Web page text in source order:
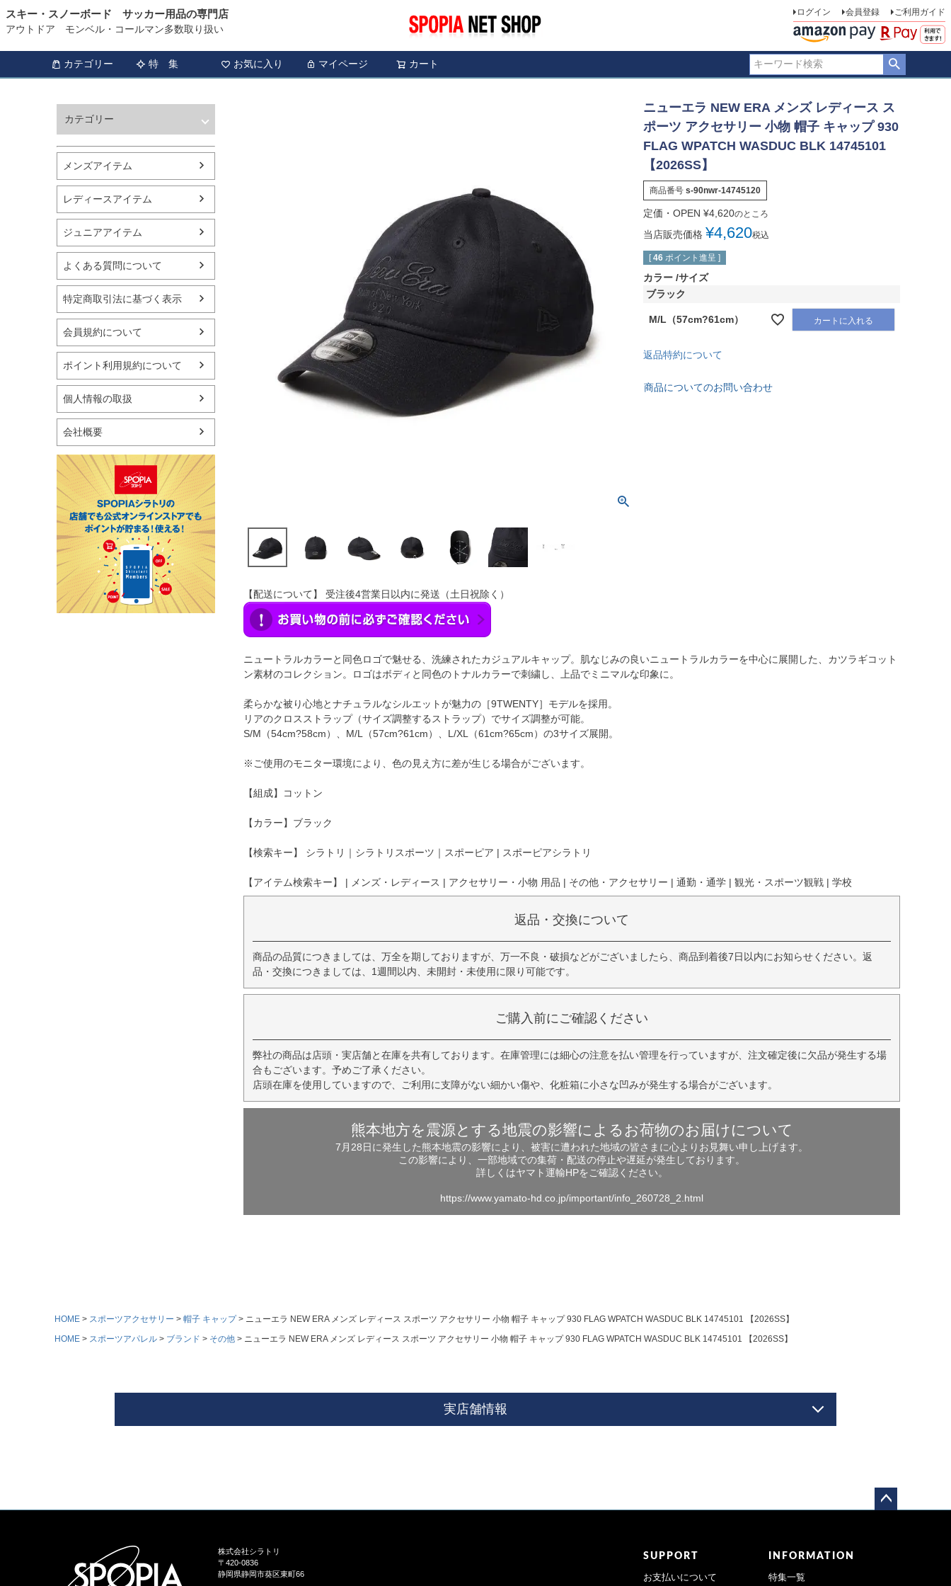
スキー・スノーボード サッカー用品の専門店
アウトドア モンベル・コールマン多数取り扱い
ログイン 会員登録 ご利用ガイド
カテゴリー 特 集 お気に入り マイページ カート
カテゴリー
バスケットボール
シューズ
ランニング用品
スポーツアパレル
テニス
バレーボール
フィットネス用品
スイミング用品
マリン
スケートボード
野球・ソフトボール
ゴルフ
卓球用品
バッグ・サングラス
ハンドボール用品
ラグビー用品
グランドゴルフ
メンズアイテム
レディースアイテム
ジュニアアイテム
よくある質問について
特定商取引法に基づく表示
会員規約について
ポイント利用規約について
個人情報の取扱
会社概要
ニューエラ NEW ERA メンズ レディース ス
ポーツ アクセサリー 小物 帽子 キャップ 930
FLAG WPATCH WASDUC BLK 14745101
【2026SS】
商品番号 s-90nwr-14745120
定価・OPEN ¥4,620のところ
当店販売価格 ¥4,620税込
[ 46 ポイント進呈 ]
カラー サイズ
ブラック
M/L（57cm?61cm） カートに入れる
返品特約について
商品についてのお問い合わせ
【配送について】 受注後4営業日以内に発送（土日祝除く）
ニュートラルカラーと同色ロゴで魅せる、洗練されたカジュアルキャップ。肌なじみの良いニュートラルカラーを中心に展開した、カツラギコット
ン素材のコレクション。ロゴはボディと同色のトナルカラーで刺繍し、上品でミニマルな印象に。
柔らかな被り心地とナチュラルなシルエットが魅力の［9TWENTY］モデルを採用。
リアのクロスストラップ（サイズ調整するストラップ）でサイズ調整が可能。
S/M（54cm?58cm）、M/L（57cm?61cm）、L/XL（61cm?65cm）の3サイズ展開。
※ご使用のモニター環境により、色の見え方に差が生じる場合がございます。
【組成】コットン
【カラー】ブラック
【検索キー】 シラトリ｜シラトリスポーツ｜スポーピア | スポーピアシラトリ
【アイテム検索キー】 | メンズ・レディース | アクセサリー・小物 用品 | その他・アクセサリー | 通勤・通学 | 観光・スポーツ観戦 | 学校
返品・交換について
商品の品質につきましては、万全を期しておりますが、万一不良・破損などがございましたら、商品到着後7日以内にお知らせください。返
品・交換につきましては、1週間以内、未開封・未使用に限り可能です。
ご購入前にご確認ください
弊社の商品は店頭・実店舗と在庫を共有しております。在庫管理には細心の注意を払い管理を行っていますが、注文確定後に欠品が発生する場
合もございます。予めご了承ください。
店頭在庫を使用していますので、ご利用に支障がない細かい傷や、化粧箱に小さな凹みが発生する場合がございます。
熊本地方を震源とする地震の影響によるお荷物のお届けについて
7月28日に発生した熊本地震の影響により、被害に遭われた地域の皆さまに心よりお見舞い申し上げます。
この影響により、一部地域での集荷・配送の停止や遅延が発生しております。
詳しくはヤマト運輸HPをご確認ください。
https://www.yamato-hd.co.jp/important/info_260728_2.html
HOME スポーツアクセサリー 帽子 キャップ
ニューエラ NEW ERA メンズ レディース スポーツ アクセサリー 小物 帽子 キャップ 930 FLAG WPATCH WASDUC BLK 14745101 【2026SS】
HOME
スポーツアパレル ブランド その他 ニューエラ NEW ERA メンズ レディース スポーツ アクセサリー 小物 帽子 キャップ 930 FLAG WPATCH WASDUC BLK 14745101 【2026SS】
実店舗情報
株式会社シラトリ
〒420-0836
静岡県静岡市葵区東町66
SUPPORT
お支払いについて
INFORMATION
特集一覧